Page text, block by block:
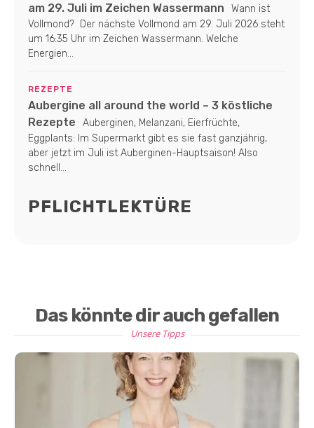
am 29. Juli im Zeichen Wassermann
Wann ist
Vollmond? Der nächste Vollmond am 29. Juli 2026 steht
um 16:35 Uhr im Zeichen Wassermann. Welche
Energien...
REZEPTE
Aubergine all around the world – 3 köstliche
Rezepte
Auberginen, Melanzani, Eierfrüchte,
Eggplants: Im Supermarkt gibt es sie fast ganzjährig,
aber jetzt im Juli ist Auberginen-Hauptsaison! Also
schnell...
PFLICHTLEKTÜRE
Das könnte dir auch gefallen
Unsere Tipps